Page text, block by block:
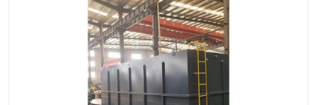
洗涤污水处理设备 实验室污水处理设备
诊所门诊污水处理设备 臭氧消毒设备
养殖污水处理设备 屠宰污水处理设备